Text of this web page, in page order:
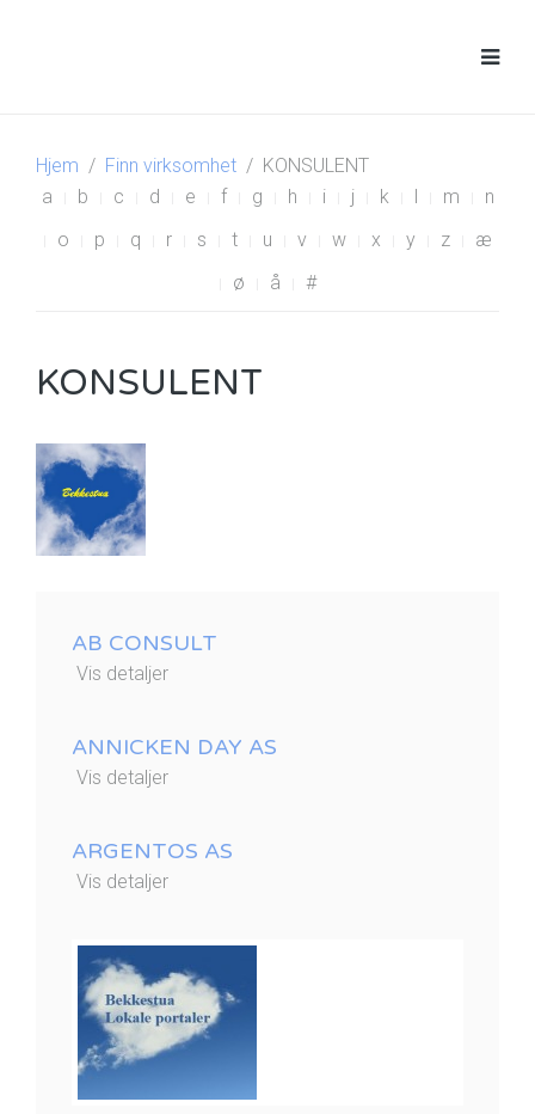
Hjem Finn virksomhet
KONSULENT
a
b c d e f g h i j k l m
n
o
p q r s t u v w x y z
æ
ø
å #
KONSULENT
AB CONSULT
Vis detaljer
ANNICKEN DAY AS
Vis detaljer
ARGENTOS AS
Vis detaljer